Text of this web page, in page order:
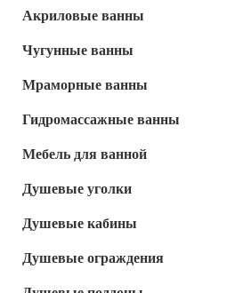
Акриловые ванны
Чугунные ванны
Мраморные ванны
Гидромассажные ванны
Мебель для ванной
Душевые уголки
Душевые кабины
Душевые ограждения